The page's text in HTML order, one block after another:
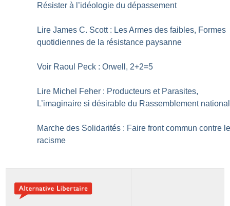
Résister à l’idéologie du dépassement
Lire James C. Scott : Les Armes des faibles, Formes
quotidiennes de la résistance paysanne
Voir Raoul Peck : Orwell, 2+2=5
Lire Michel Feher : Producteurs et Parasites,
L’imaginaire si désirable du Rassemblement national
Marche des Solidarités : Faire front commun contre
racisme